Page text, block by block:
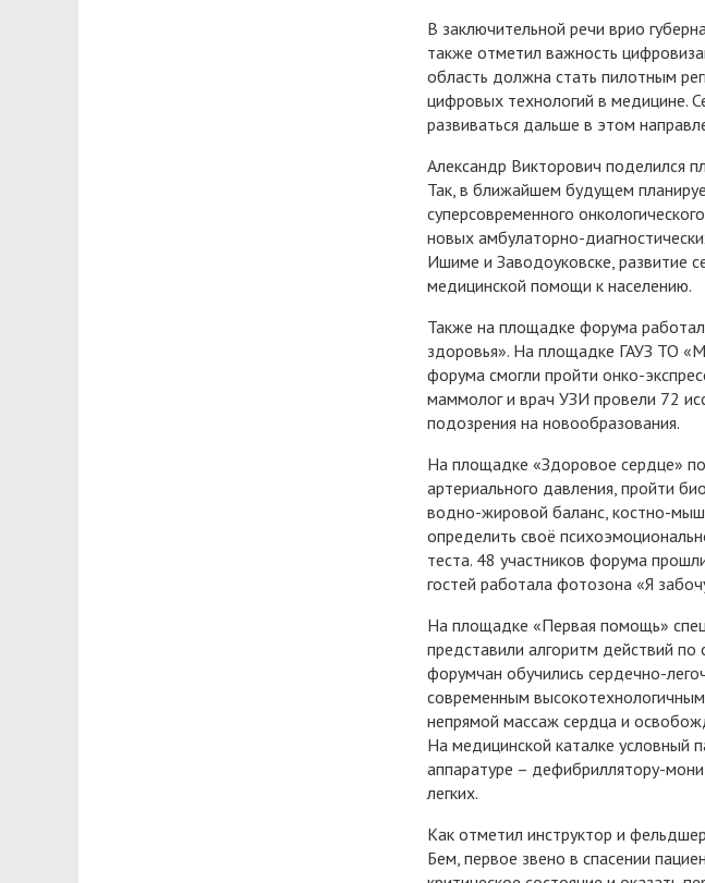
В заключительной речи врио
также отметил важность
область должна стать пилотным
цифровых технологий в медицине.
развиваться дальше в этом
Александр Викторович поделился
Так, в ближайшем будущем
суперсовременного
новых амбулаторно-
Ишиме и Заводоуковске, развитие
медицинской помощи к населению.
Также на площадке форума
здоровья». На площадке ГАУЗ ТО
форума смогли пройти онко-
маммолог и врач УЗИ провели 72
подозрения на новообразования.
На площадке «Здоровое сердце»
артериального давления, пройти
водно-жировой баланс, костно-
определить своё
теста. 48 участников форума
гостей работала фотозона «Я
На площадке «Первая помощь»
представили алгоритм действий
форумчан обучились сердечно-
современным
непрямой массаж сердца и
На медицинской каталке условный
аппаратуре – дефибриллятору-
легких.
Как отметил инструктор и
Бем, первое звено в спасении